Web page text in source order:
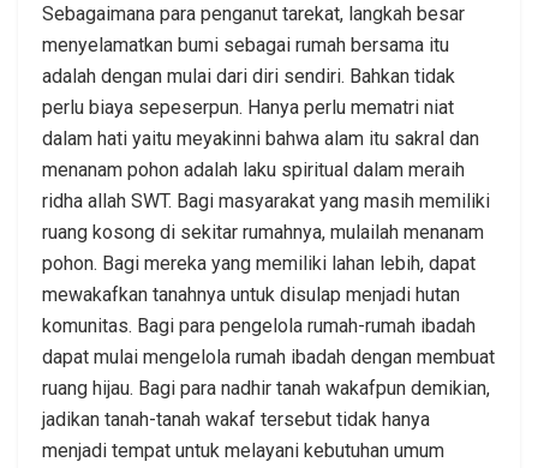
Sebagaimana para penganut tarekat, langkah besar
menyelamatkan bumi sebagai rumah bersama itu
adalah dengan mulai dari diri sendiri. Bahkan tidak
perlu biaya sepeserpun. Hanya perlu mematri niat
dalam hati yaitu meyakinni bahwa alam itu sakral dan
menanam pohon adalah laku spiritual dalam meraih
ridha allah SWT. Bagi masyarakat yang masih memiliki
ruang kosong di sekitar rumahnya, mulailah menanam
pohon. Bagi mereka yang memiliki lahan lebih, dapat
mewakafkan tanahnya untuk disulap menjadi hutan
komunitas. Bagi para pengelola rumah-rumah ibadah
dapat mulai mengelola rumah ibadah dengan membuat
ruang hijau. Bagi para nadhir tanah wakafpun demikian,
jadikan tanah-tanah wakaf tersebut tidak hanya
menjadi tempat untuk melayani kebutuhan umum